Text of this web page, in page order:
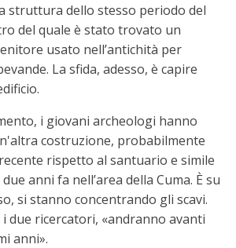
struttura dello stesso periodo del
del quale è stato trovato un
usato nell’antichità per
La sfida, adesso, è capire
i giovani archeologi hanno
costruzione, probabilmente
rispetto al santuario e simile
anni fa nell’area della Cuma. È su
si stanno concentrando gli scavi.
due ricercatori, «andranno avanti
anni».